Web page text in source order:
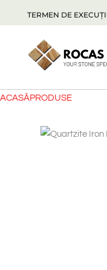
TERMEN DE
ACASĂPRODUSE